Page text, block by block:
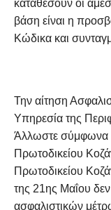
καταθέσουν οι
βάση είναι η
Κώδικα και
Την αίτηση
Υπηρεσία της
Άλλωστε σύμφωνα
Πρωτοδικείου
Πρωτοδικείου
της 21ης Μαΐου
ασφαλιστικών